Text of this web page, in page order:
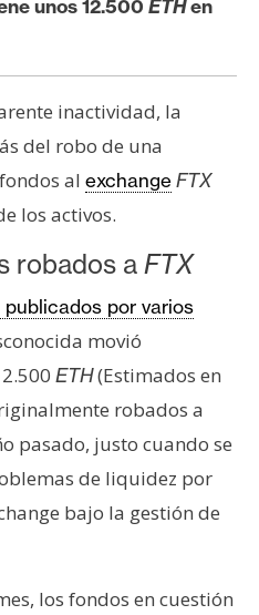
unos 12.500 ETHen
inactividad, la
del robo de una
al exchangeFTX
los activos.
robados a FTX
publicados por varios
movió
ETH(Estimados en
robados a
pasado, justo cuando se
de liquidez por
bajo la gestión de
los fondos en cuestión